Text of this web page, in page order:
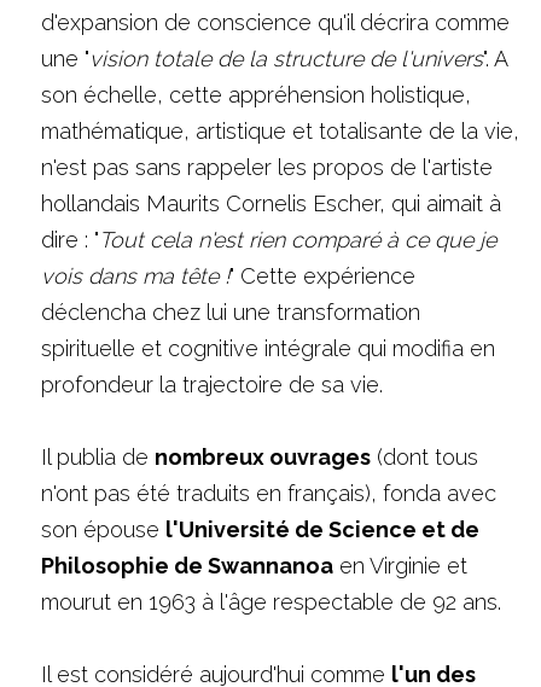
d'expansion de conscience qu'il décrira comme
une "vision totale de la structure de l'univers". A
son échelle, cette appréhension holistique,
mathématique, artistique et totalisante de la vie,
n'est pas sans rappeler les propos de l'artiste
hollandais Maurits Cornelis Escher, qui aimait à
dire : "Tout cela n'est rien comparé à ce que je
vois dans ma tête !" Cette expérience
déclencha chez lui une transformation
spirituelle et cognitive intégrale qui modifia en
profondeur la trajectoire de sa vie.
Il publia de nombreux ouvrages (dont tous
n'ont pas été traduits en français), fonda avec
son épouse l'Université de Science et de
Philosophie de Swannanoa en Virginie et
mourut en 1963 à l'âge respectable de 92 ans.
Il est considéré aujourd'hui comme l'un des